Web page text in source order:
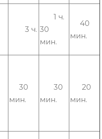
3 ч.
1 ч.
30
мин.
40
мин.
30
мин.
30
мин.
20
мин.